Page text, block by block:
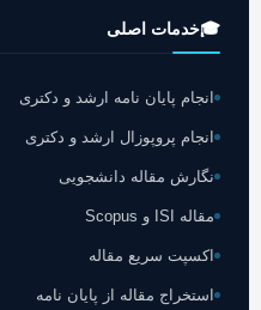
🎓خدمات اصلی
انجام پایان نامه ارشد و دکتری
انجام پروپوزال ارشد و دکتری
نگارش مقاله دانشجویی
مقاله ISI و Scopus
اکسپت سریع مقاله
استخراج مقاله از پایان نامه